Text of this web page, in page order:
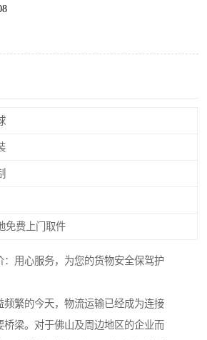
免费上门取件
：用心服务，为您的货物安全保驾护
频繁的今天，物流运输已经成为连接
桥梁。对于佛山及周边地区的企业而